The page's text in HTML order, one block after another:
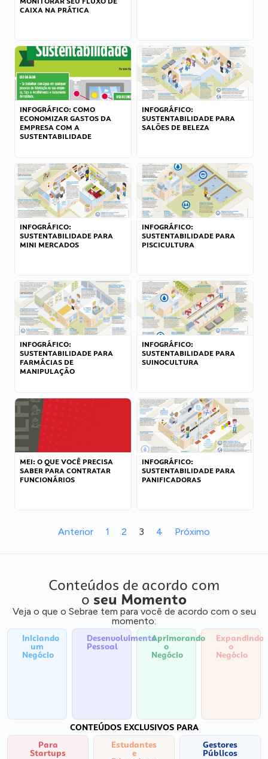
CAIXA NA PRÁTICA
INFOGRÁFICO: COMO
ECONOMIZAR GASTOS DA
EMPRESA COM A
SUSTENTABILIDADE
INFOGRÁFICO:
SUSTENTABILIDADE PARA
SALÕES DE BELEZA
INFOGRÁFICO:
SUSTENTABILIDADE PARA
MINI MERCADOS
INFOGRÁFICO:
SUSTENTABILIDADE PARA
PISCICULTURA
INFOGRÁFICO:
SUSTENTABILIDADE PARA
FARMÁCIAS DE
MANIPULAÇÃO
INFOGRÁFICO:
SUSTENTABILIDADE PARA
SUINOCULTURA
MEI: O QUE VOCÊ PRECISA
SABER PARA CONTRATAR
FUNCIONÁRIOS
INFOGRÁFICO:
SUSTENTABILIDADE PARA
PANIFICADORAS
Anterior 1 2 3 4 Próximo
Conteúdos de acordo com
o seu Momento
Veja o que o Sebrae tem para você de acordo com o seu
momento:
Iniciando
um
Negócio
Desenvolvimento
Pessoal
Aprimorando
o
Negócio
Expandindo
o
Negócio
CONTEÚDOS EXCLUSIVOS PARA
Para
Startups
Estudantes
e
Gestores
Públicos